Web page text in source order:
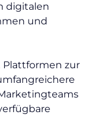
digitalen
und
zur